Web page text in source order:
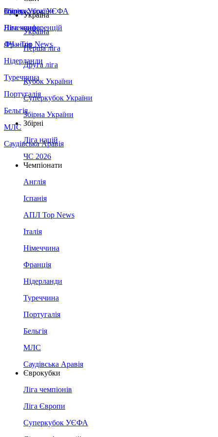
Збірна України
Італія
Німеччина
Франція
Нідерланди
Туреччина
Португалія
Бельгія
МЛС
Саудівська Аравія
Суперкубок УЄФА
Ліга конференцій
ЛЧ - Top News
Україна
Україна
Перша ліга
Друга ліга
Кубок України
Суперкубок України
Збірна України
Збірні
Ліга націй
ЧС 2026
Чемпіонати
Англія
Іспанія
АПЛ Top News
Італія
Німеччина
Франція
Нідерланди
Туреччина
Португалія
Бельгія
МЛС
Саудівська Аравія
Єврокубки
Ліга чемпіонів
Ліга Європи
Суперкубок УЄФА